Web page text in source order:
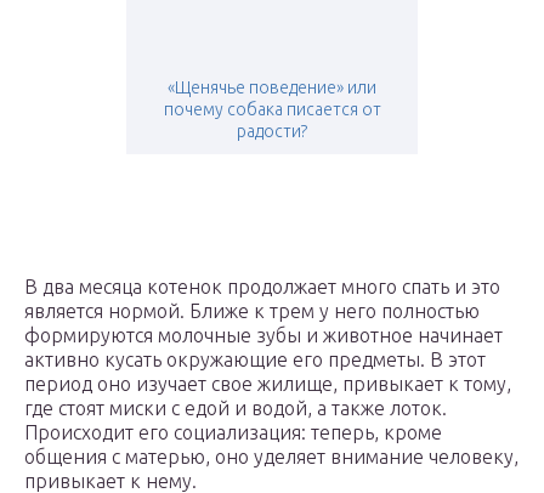
«Щенячье поведение» или
почему собака писается от
радости?
В два месяца котенок продолжает много спать и это
является нормой. Ближе к трем у него полностью
формируются молочные зубы и животное начинает
активно кусать окружающие его предметы. В этот
период оно изучает свое жилище, привыкает к тому,
где стоят миски с едой и водой, а также лоток.
Происходит его социализация: теперь, кроме
общения с матерью, оно уделяет внимание человеку,
привыкает к нему.